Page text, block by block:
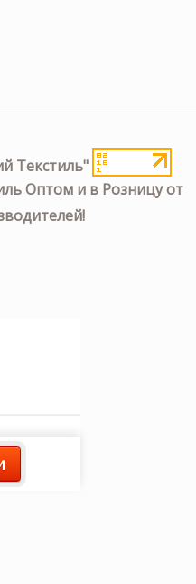
Текстиль"
Оптом и в Розницу от